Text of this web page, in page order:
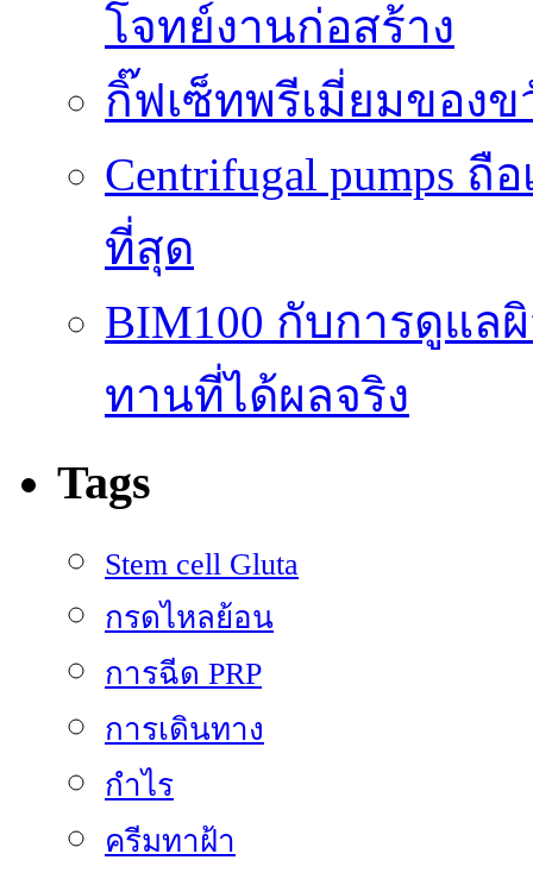
โจทย์งานก่อสร้าง
กิ๊ฟเซ็ทพรีเมี่ยมของ
Centrifugal pumps
ที่สุด
BIM100 กับการดูแ
ทานที่ได้ผลจริง
Tags
Stem cell Gluta
กรดไหลย้อน
การฉีด PRP
การเดินทาง
กำไร
ครีมทาฝ้า